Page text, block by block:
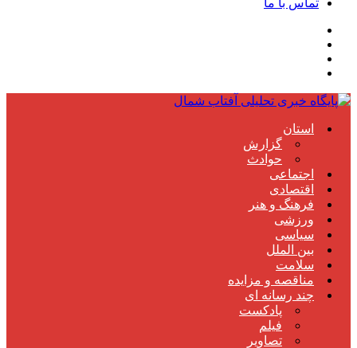
تماس با ما
استان
گزارش
حوادث
اجتماعی
اقتصادی
فرهنگ و هنر
ورزشی
سیاسی
بین الملل
سلامت
مناقصه و مزایده
چند رسانه ای
پادکست
فیلم
تصاویر